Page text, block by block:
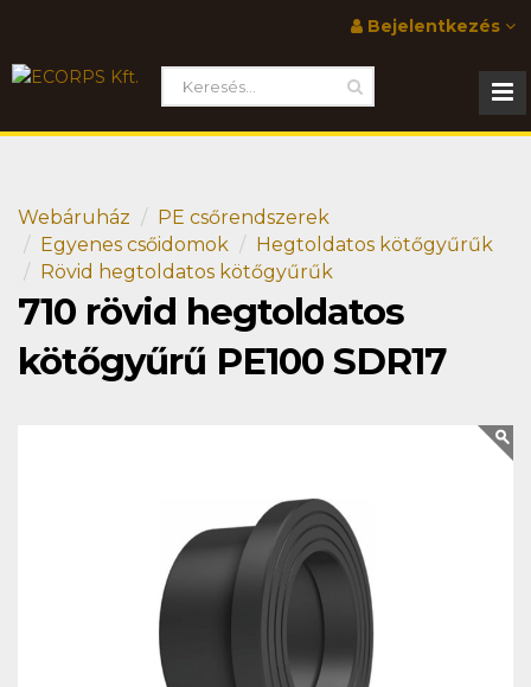
Bejelentkezés
Webáruház
PE csőrendszerek
Egyenes csőidomok
Hegtoldatos kötőgyűrűk
Rövid hegtoldatos kötőgyűrűk
710 rövid hegtoldatos
kötőgyűrű PE100 SDR17